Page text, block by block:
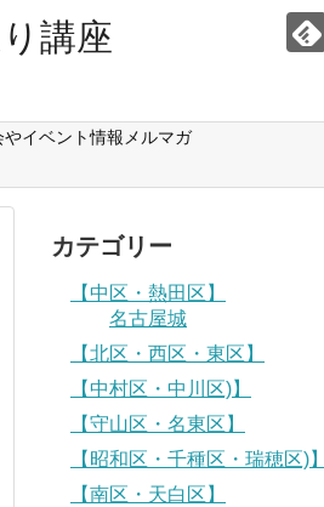
講座
イベント情報メルマガ
カテゴリー
【中区・熱田区】
名古屋城
【北区・西区・東区】
【中村区・中川区)】
【守山区・名東区】
【昭和区・千種区・瑞穂区)】
【南区・天白区】